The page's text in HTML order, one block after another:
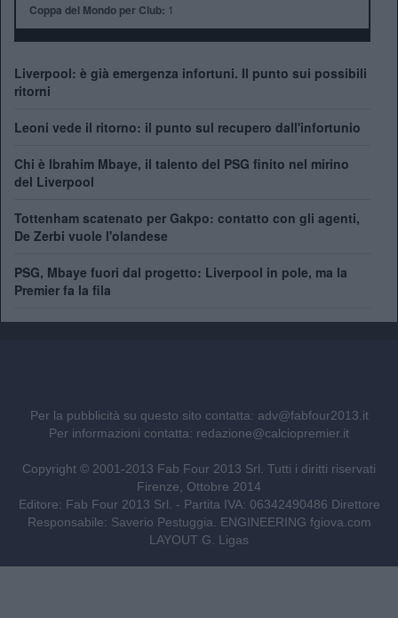
Coppa del Mondo per Club: 1
Liverpool: è già emergenza infortuni. Il punto sui possibili
ritorni
Leoni vede il ritorno: il punto sul recupero dall'infortunio
Chi è Ibrahim Mbaye, il talento del PSG finito nel mirino
del Liverpool
Tottenham scatenato per Gakpo: contatto con gli agenti,
De Zerbi vuole l'olandese
PSG, Mbaye fuori dal progetto: Liverpool in pole, ma la
Premier fa la fila
Per la pubblicità su questo sito contatta: adv@fabfour2013.it
Per informazioni contatta: redazione@calciopremier.it
Copyright © 2001-2013 Fab Four 2013 Srl. Tutti i diritti riservati
Firenze, Ottobre 2014
Editore: Fab Four 2013 Srl. - Partita IVA: 06342490486 Direttore
Responsabile: Saverio Pestuggia. ENGINEERING fgiova.com
LAYOUT G. Ligas